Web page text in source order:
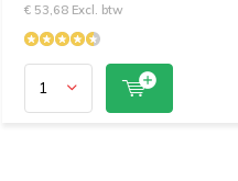
€ 53,68 Excl. btw